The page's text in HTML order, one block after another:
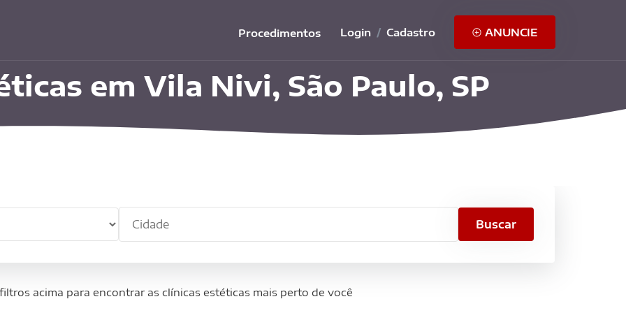
Procedimentos Login / Cadastro ANUNCIE
em Vila Nivi, São Paulo, SP
Buscar
acima para encontrar as clínicas estéticas mais perto de você